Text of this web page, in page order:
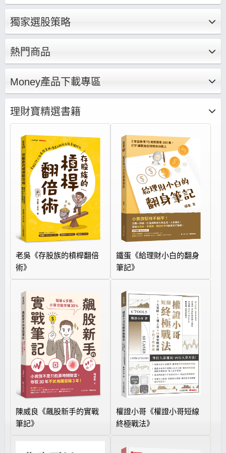
燈（本益比、殖利率估價分析）x法人系統，能夠
迅速找出價值投資便宜股、每年穩定配息、EPS
向上成長好公司，還有獨家不敗學院專區每月針
對不同的即時事件、個股產業深度研究，幫你打
略。
獨家選股策略
熱門商品
Money產品下載專區
理財寶精選書籍
老吳《存股族的槓桿翻倍
術》
鐵蛋《給理財小白的翻身
筆記》
陳威良《飆股新手的實戰
筆記》
權證小哥《權證小哥短線
終極戰法》